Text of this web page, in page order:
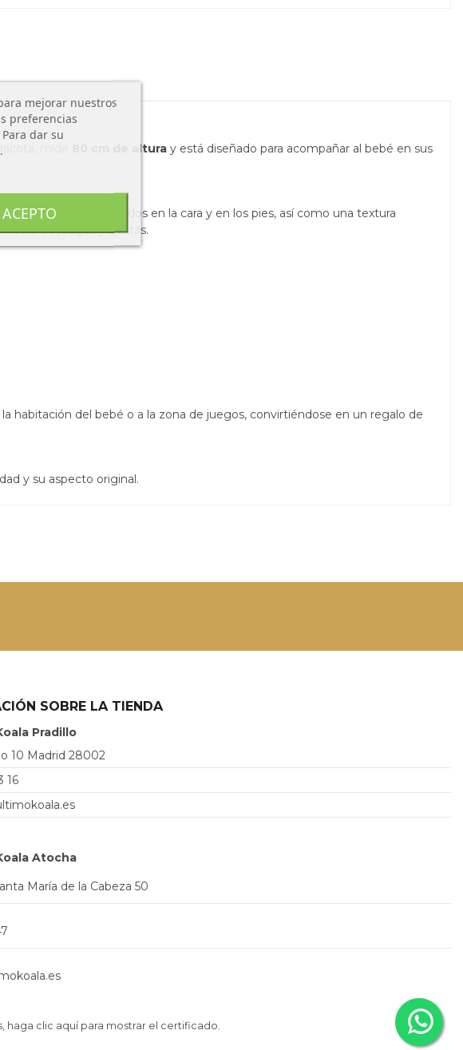
mide 80 cm de altura y está diseñado para acompañar al bebé en sus
suaves, bordados delicados en la cara y en los pies, así como una textura
de juegos y siestas.
la habitación del bebé o a la zona de juegos, convirtiéndose en un regalo de
y su aspecto original.
SOBRE LA TIENDA
Pradillo
10 Madrid 28002
16
Atocha
María de la Cabeza 50
mejorar nuestros
preferencias
dar su
ACEPTO
haga clic aquí para mostrar el certificado.